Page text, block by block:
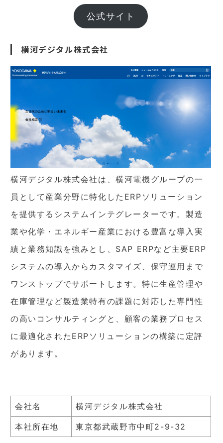
公式サイト
横河デジタル株式会社
横河デジタル株式会社は、横河電機グループの一
員として産業分野に特化したERPソリューション
を提供するシステムインテグレーターです。製造
業や化学・エネルギー産業における豊富な導入実
績と業務知識を強みとし、SAP ERPなど主要ERP
システムの導入からカスタマイズ、保守運用まで
ワンストップでサポートします。特に生産管理や
在庫管理など製造業特有の課題に対応した専門性
の高いコンサルティングと、顧客の業務プロセス
に最適化されたERPソリューションの構築に定評
があります。
会社名 横河デジタル株式会社
本社所在地 東京都武蔵野市中町2-9-32